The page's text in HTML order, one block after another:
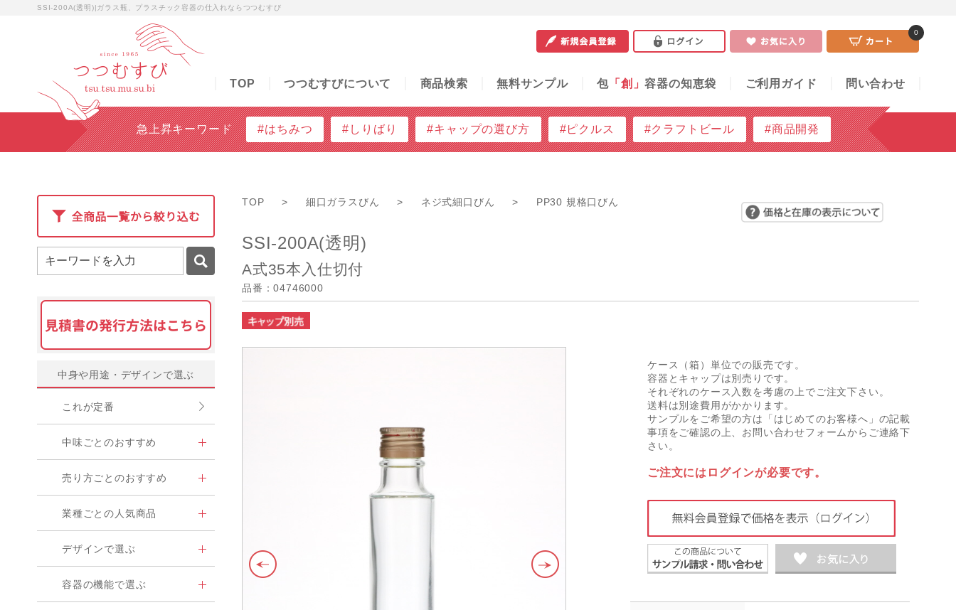
SSI-200A(透明)|ガラス瓶、プラスチック容器の仕入れならつつむすび
TOP つつむすびについて 商品検索 無料サンプル 包 「創」容器の知恵袋 ご利用ガイド 問い合わせ
0
急上昇キーワード #はちみつ #しりばり #キャップの選び方 #ピクルス #クラフトビール #商品開発
つつむすびについて ご利用ガイド 問い合わせ
TOP > 細口ガラスびん > ネジ式細口びん > PP30 規格口びん
SSI-200A(透明)
A式35本入仕切付
品番：04746000
ケース（箱）単位での販売です。
容器とキャップは別売りです。
それぞれのケース入数を考慮の上でご注文下さい。
送料は別途費用がかかります。
サンプルをご希望の方は「はじめてのお客様へ」の記載
事項をご確認の上、お問い合わせフォームからご連絡下
さい。
ご注文にはログインが必要です。
中身や用途・デザインで選ぶ
これが定番
中味ごとのおすすめ
売り方ごとのおすすめ
業種ごとの人気商品
デザインで選ぶ
容器の機能で選ぶ